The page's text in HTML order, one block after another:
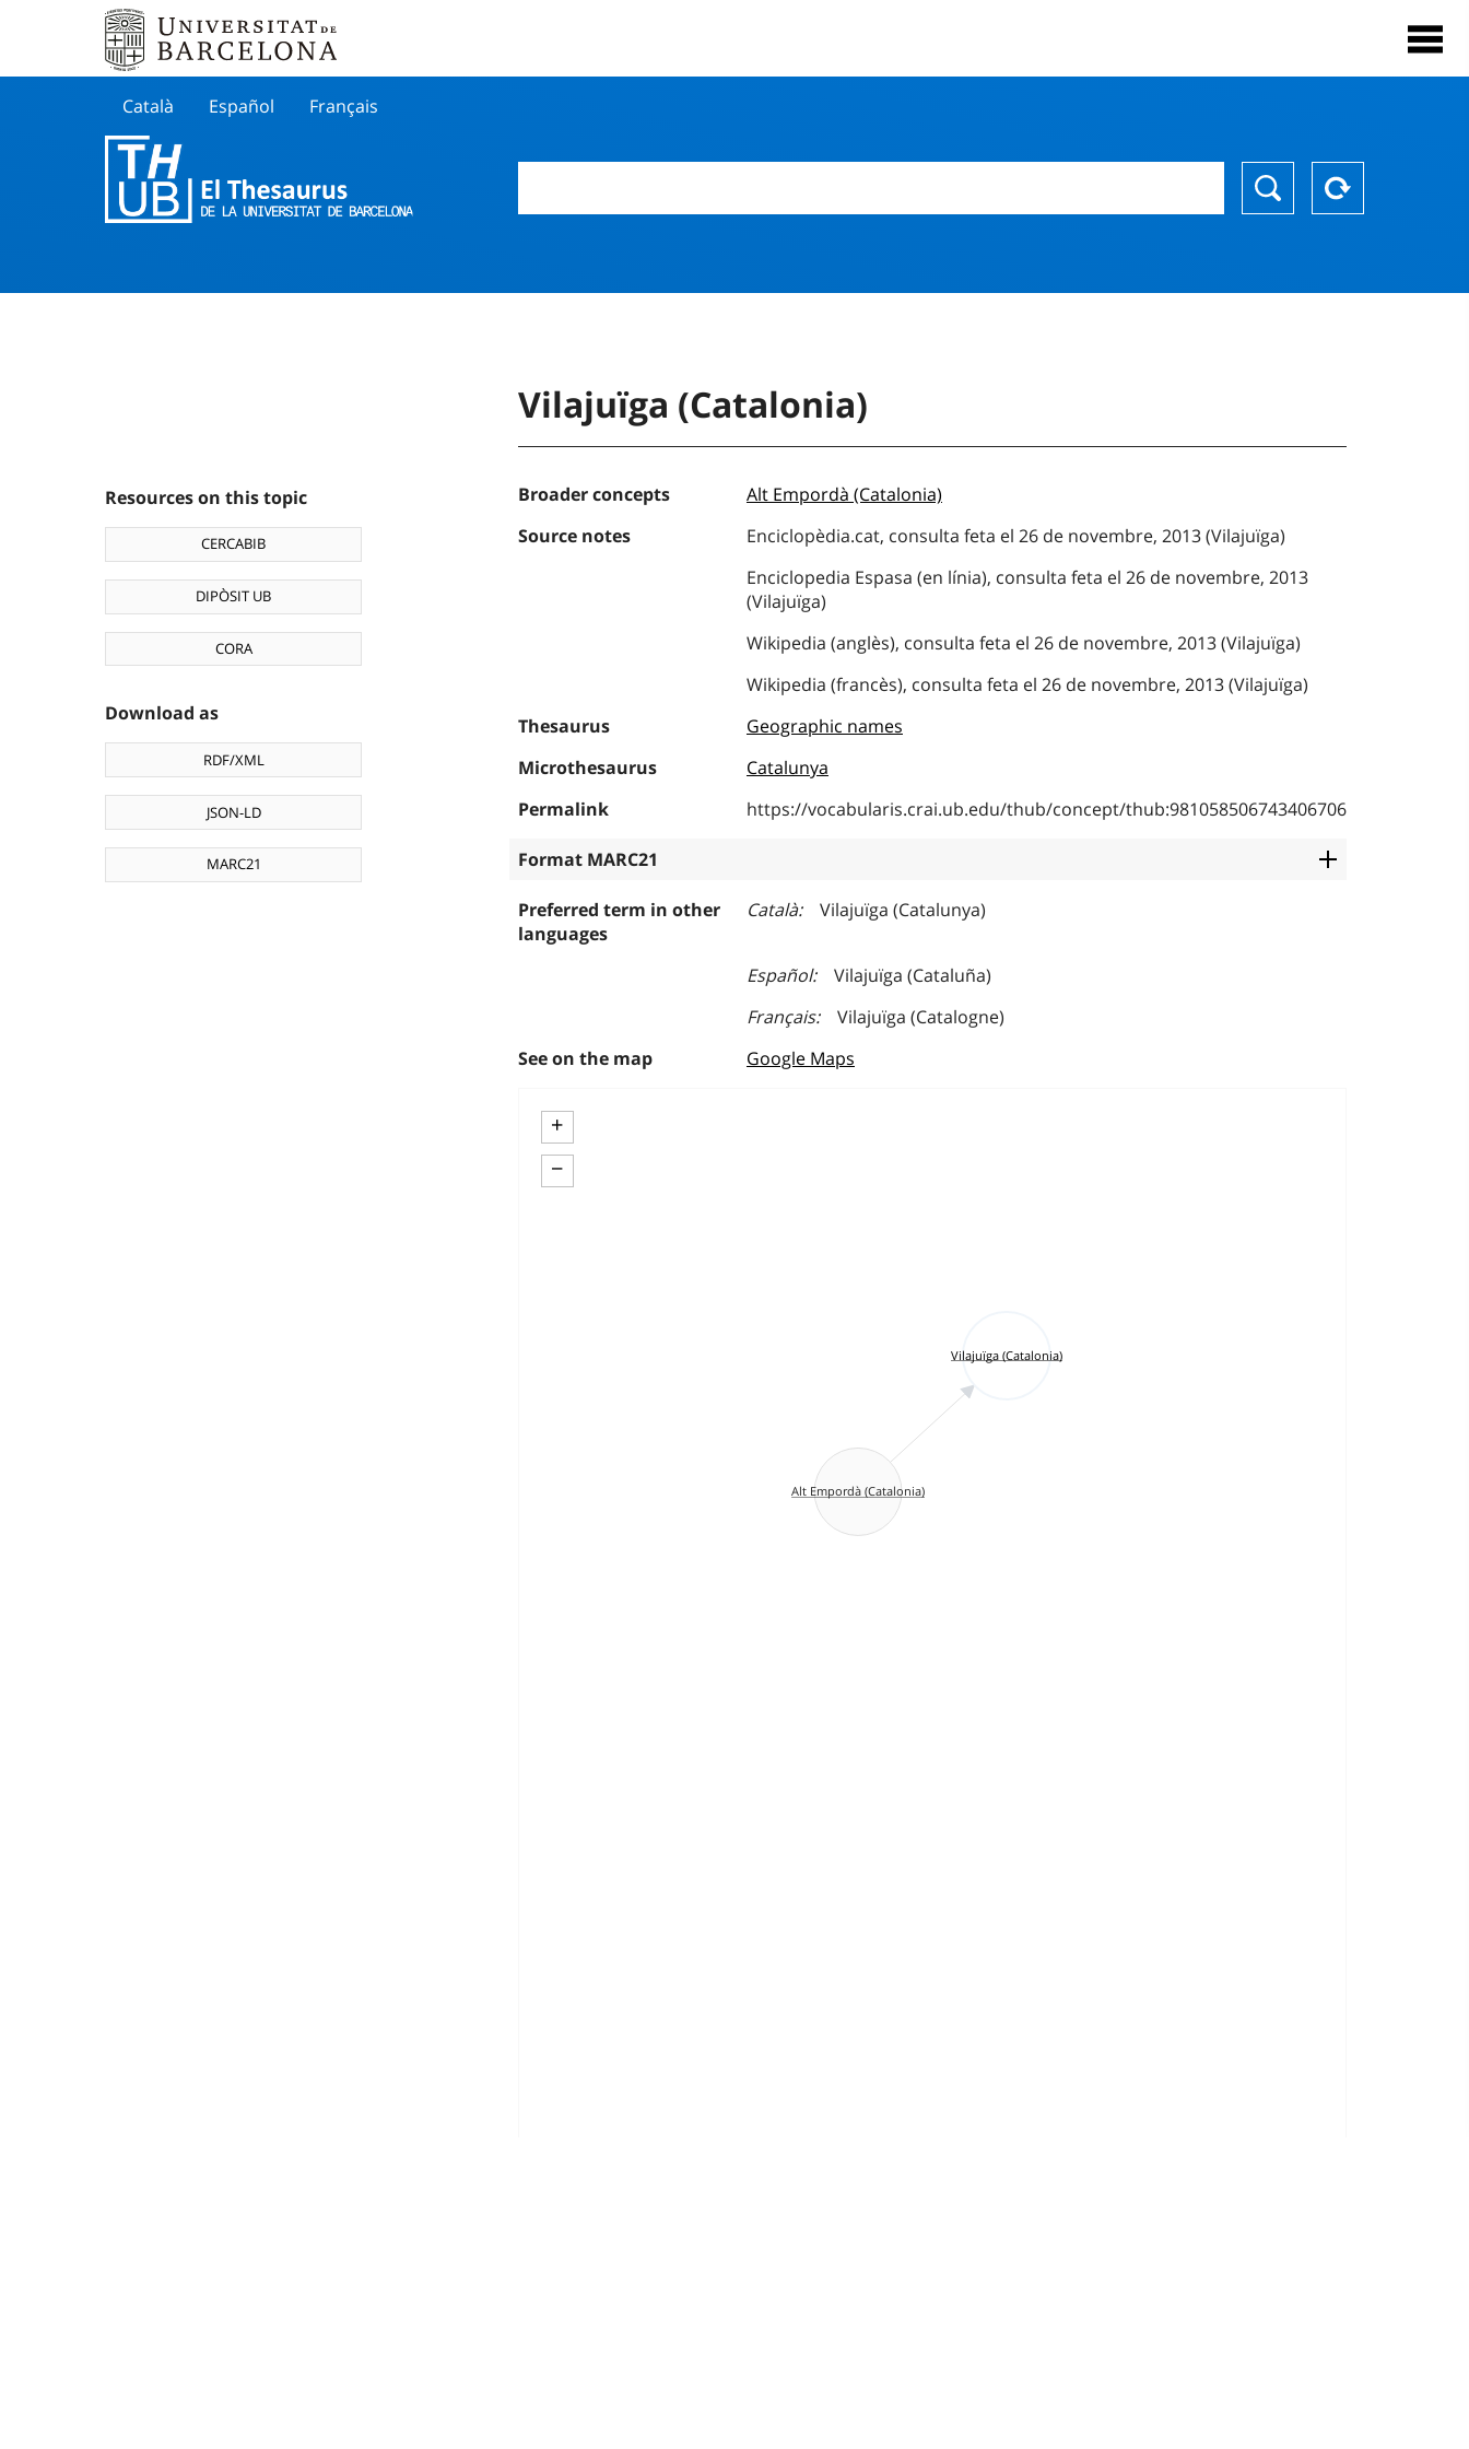
Català Español Français
Resources on this topic
CERCABIB
DIPÒSIT UB
CORA
Download as
RDF/XML
JSON-LD
MARC21
Vilajuïga (Catalonia)
Broader concepts
Alt Empordà (Catalonia)
Source notes
Enciclopèdia.cat, consulta feta el 26 de novembre, 2013 (Vilajuïga)
Enciclopedia Espasa (en línia), consulta feta el 26 de novembre, 2013
(Vilajuïga)
Wikipedia (anglès), consulta feta el 26 de novembre, 2013 (Vilajuïga)
Wikipedia (francès), consulta feta el 26 de novembre, 2013 (Vilajuïga)
Thesaurus
Geographic names
Microthesaurus
Catalunya
Permalink
https://vocabularis.crai.ub.edu/thub/concept/thub:981058506743406706
Format MARC21
Preferred term in other
languages
Català Vilajuïga (Catalunya)
Español
Vilajuïga (Cataluña)
Français
Vilajuïga (Catalogne)
See on the map
Google Maps
+
−
Vilajuïga (Catalonia)
Alt Empordà (Catalonia)